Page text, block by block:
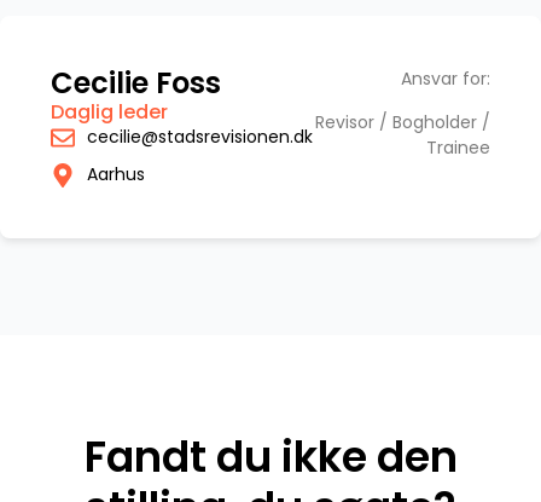
Cecilie Foss
Daglig leder
cecilie@stadsrevisionen.dk
Aarhus
Ansvar for:
Revisor / Bogholder /
Trainee
Fandt du ikke den